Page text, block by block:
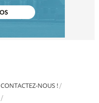
CONTACTEZ-NOUS !